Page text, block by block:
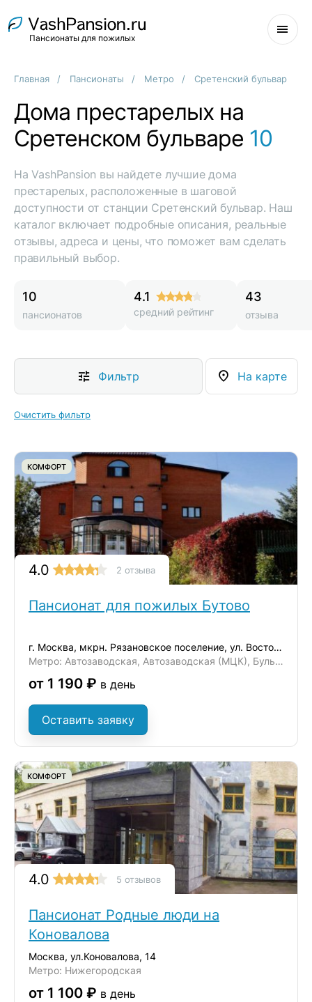
Пансионаты для пожилых
Главная Пансионаты Метро Сретенский бульвар
Дома престарелых на
Сретенском бульваре 10
На VashPansion вы найдете лучшие дома
престарелых, расположенные в шаговой
доступности от станции Сретенский бульвар. Наш
каталог включает подробные описания, реальные
отзывы, адреса и цены, что поможет вам сделать
правильный выбор.
10
пансионатов
4.1
средний рейтинг
43
отзыва
Фильтр На карте
Очистить фильтр
КОМФОРТ
4.0 2 отзыва
Пансионат для пожилых Бутово
г. Москва, мкрн. Рязановское поселение, ул. Восточная, д. 6
Метро: Автозаводская, Автозаводская (МЦК), Бульвар Дмитрия Донского
от 1 190 ₽ в день
Оставить заявку
КОМФОРТ
4.0 5 отзывов
Пансионат Родные люди на
Коновалова
Москва, ул.Коновалова, 14
Метро: Нижегородская
от 1 100 ₽ в день